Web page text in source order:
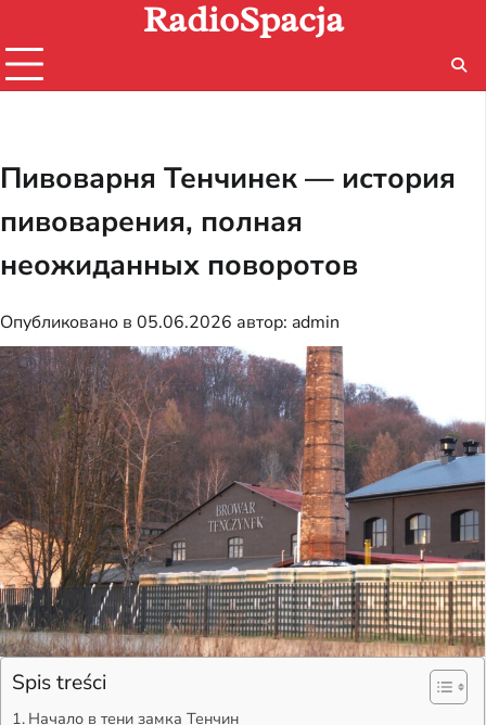
содержимому
RadioSpacja
Пивоварня Тенчинек — история
пивоварения, полная
неожиданных поворотов
Опубликовано в 05.06.2026 автор: admin
Spis treści
Начало в тени замка Тенчин